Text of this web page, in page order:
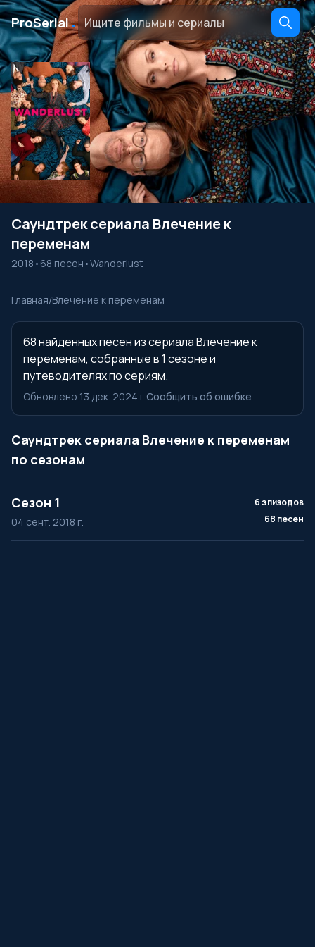
ProSerial․
Саундтрек сериала Влечение к
переменам
2018 • 68 песен •Wanderlust
Главная/Влечение к переменам
68 найденных песен из сериала Влечение к
переменам, собранные в 1 сезоне и
путеводителях по сериям.
Обновлено 13 дек. 2024 г.Сообщить об ошибке
Саундтрек сериала Влечение к переменам
по сезонам
Сезон 1
04 сент. 2018 г.
6 эпизодов
68 песен